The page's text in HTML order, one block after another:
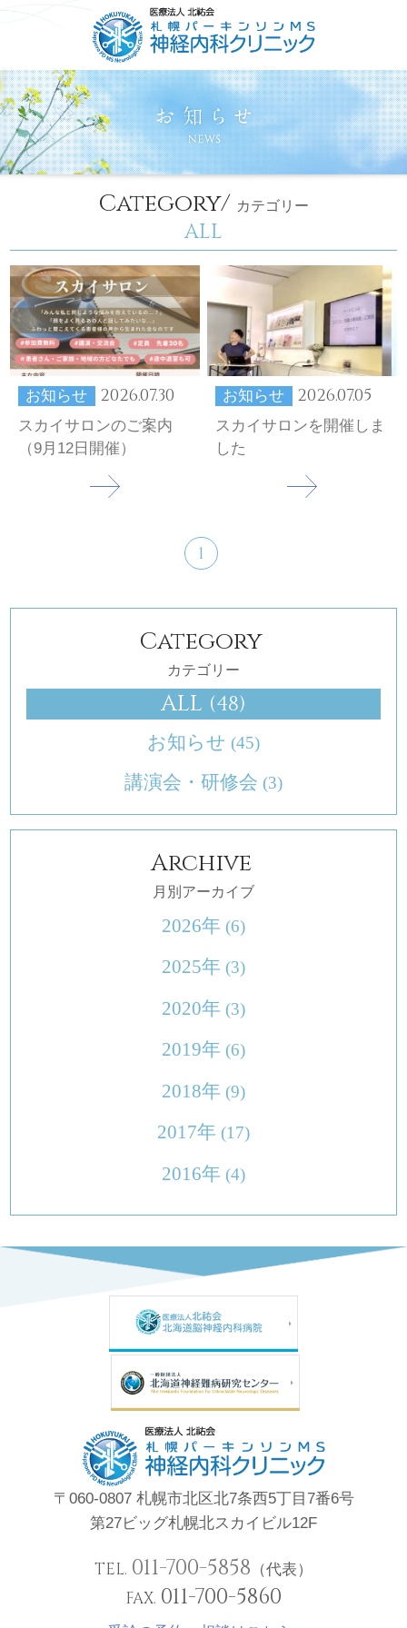
ごあいさつ コンセプト
Category/ カテゴリー
ALL
お知らせ 2026.07.30
スカイサロンのご案内
（9月12日開催）
お知らせ 2026.07.05
スカイサロンを開催しま
した
1
Category
カテゴリー
ALL (48)
お知らせ (45)
講演会・研修会 (3)
Archive
月別アーカイブ
2026年 (6)
2025年 (3)
2020年 (3)
2019年 (6)
2018年 (9)
2017年 (17)
2016年 (4)
〒060-0807 札幌市北区北7条西5丁目7番6号
第27ビッグ札幌北スカイビル12F
TEL. 011-700-5858 （代表）
FAX. 011-700-5860